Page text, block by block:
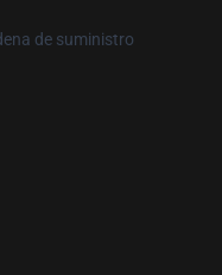
de suministro